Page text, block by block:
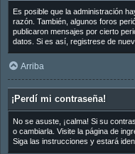
Es posible que la administración
razón. También, algunos foros
publicaron mensajes por cierto
datos. Si es así, registrese de
Arriba
¡Perdí mi contraseña!
No se asuste, ¡calma! Si su
o cambiarla. Visite la página de
Siga las instrucciones y estará